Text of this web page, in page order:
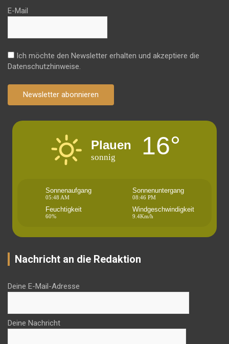
E-Mail
Ich möchte den Newsletter erhalten und akzeptiere die
Datenschutzhinweise.
Newsletter abonnieren
Plauen
sonnig 16°
Sonnenaufgang
05:48 AM
Sonnenuntergang
08:46 PM
Feuchtigkeit
60%
Windgeschwindigkeit
9.4Km/h
Nachricht an die Redaktion
Deine E-Mail-Adresse
Deine Nachricht